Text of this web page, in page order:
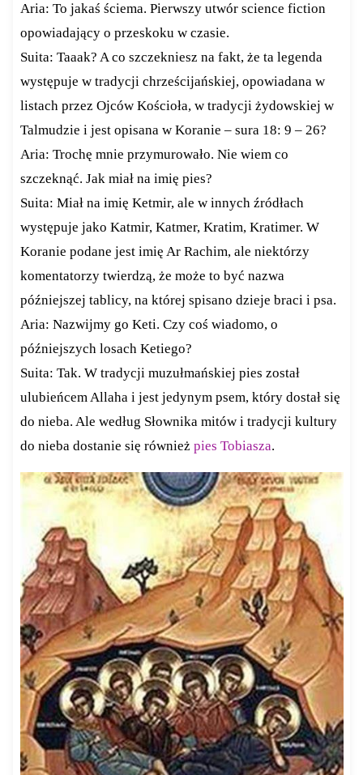
Aria: To jakaś ściema. Pierwszy utwór science fiction
opowiadający o przeskoku w czasie.
Suita: Taaak? A co szczekniesz na fakt, że ta legenda
występuje w tradycji chrześcijańskiej, opowiadana w
listach przez Ojców Kościoła, w tradycji żydowskiej w
Talmudzie i jest opisana w Koranie – sura 18: 9 – 26?
Aria: Trochę mnie przymurowało. Nie wiem co
szczeknąć. Jak miał na imię pies?
Suita: Miał na imię Ketmir, ale w innych źródłach
występuje jako Katmir, Katmer, Kratim, Kratimer. W
Koranie podane jest imię Ar Rachim, ale niektórzy
komentatorzy twierdzą, że może to być nazwa
późniejszej tablicy, na której spisano dzieje braci i psa.
Aria: Nazwijmy go Keti. Czy coś wiadomo, o
późniejszych losach Ketiego?
Suita: Tak. W tradycji muzułmańskiej pies został
ulubieńcem Allaha i jest jedynym psem, który dostał się
do nieba. Ale według Słownika mitów i tradycji kultury
do nieba dostanie się również pies Tobiasza.